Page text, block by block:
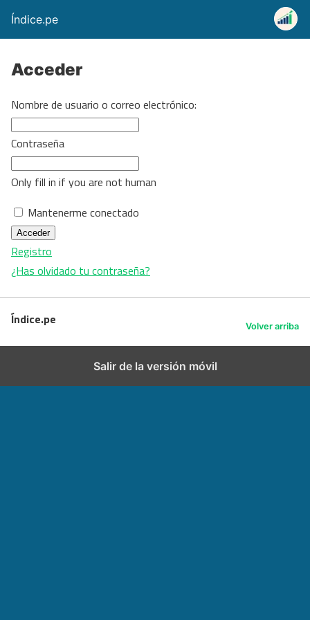
Índice.pe
Acceder
Nombre de usuario o correo electrónico:
Contraseña
Only fill in if you are not human
Mantenerme conectado
Registro
¿Has olvidado tu contraseña?
Índice.pe Volver arriba
Salir de la versión móvil